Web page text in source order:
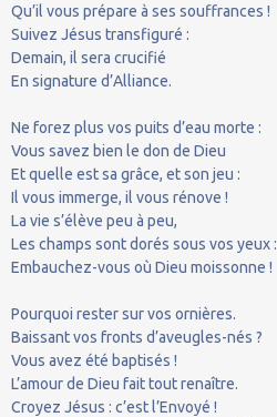
Qu’il vous prépare à ses souffrances !
Suivez Jésus transfiguré :
Demain, il sera crucifié
En signature d’Alliance.
Ne forez plus vos puits d’eau morte :
Vous savez bien le don de Dieu
Et quelle est sa grâce, et son jeu :
Il vous immerge, il vous rénove !
La vie s’élève peu à peu,
Les champs sont dorés sous vos yeux :
Embauchez-vous où Dieu moissonne !
Pourquoi rester sur vos ornières.
Baissant vos fronts d’aveugles-nés ?
Vous avez été baptisés !
L’amour de Dieu fait tout renaître.
Croyez Jésus : c’est l’Envoyé !